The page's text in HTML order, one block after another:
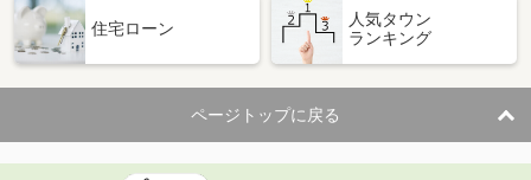
住宅ローン
人気タウン
ランキング
ページトップに戻る